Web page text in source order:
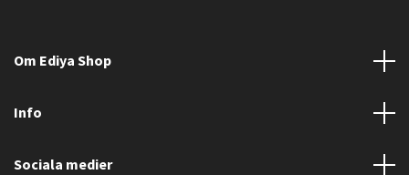
Om Ediya Shop
Info
Sociala medier